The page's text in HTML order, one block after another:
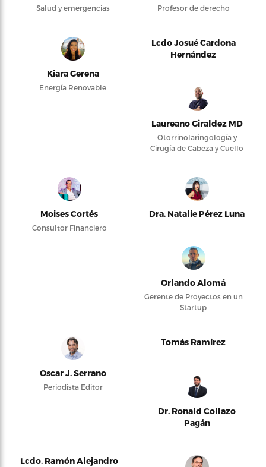
Salud y emergencias Profesor de derecho
Kiara Gerena
Energía Renovable
Lcdo Josué Cardona
Hernández
Laureano Giraldez MD
Otorrinolaringología y
Cirugía de Cabeza y Cuello
Moises Cortés
Consultor Financiero
Dra. Natalie Pérez Luna
Orlando Alomá
Gerente de Proyectos en un
Startup
Oscar J. Serrano
Periodista Editor
Tomás Ramírez
Dr. Ronald Collazo
Pagán
Lcdo. Ramón Alejandro